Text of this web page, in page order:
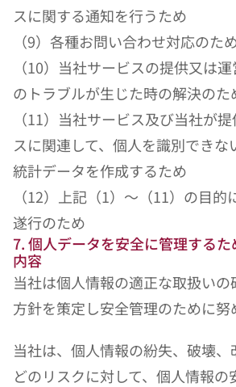
スに関する通知を行うため
（9）各種お問い合わせ対応のた
（10）当社サービスの提供又は
のトラブルが生じた時の解決のた
（11）当社サービス及び当社が
スに関連して、個人を識別できな
統計データを作成するため
（12）上記（1）〜（11）の目
遂行のため
7. 個人データを安全に管理する
内容
当社は個人情報の適正な取扱い
方針を策定し安全管理のために努
当社は、個人情報の紛失、破壊
どのリスクに対して、個人情報